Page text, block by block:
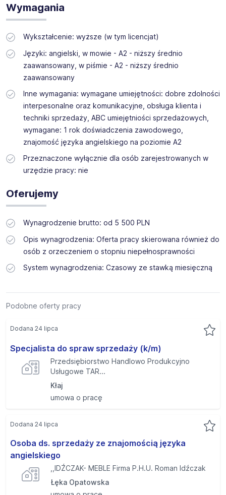
Wymagania
Wykształcenie: wyższe (w tym licencjat)
Języki: angielski, w mowie - A2 - niższy średnio
zaawansowany, w piśmie - A2 - niższy średnio
zaawansowany
Inne wymagania: wymagane umiejętności: dobre zdolności
interpesonalne oraz komunikacyjne, obsługa klienta i
techniki sprzedaży, ABC umiejętniości sprzedażowych,
wymagane: 1 rok doświadczenia zawodowego,
znajomość języka angielskiego na poziomie A2
Przeznaczone wyłącznie dla osób zarejestrowanych w
urzędzie pracy: nie
Oferujemy
Wynagrodzenie brutto: od 5 500 PLN
Opis wynagrodzenia: Oferta pracy skierowana również do
osób z orzeczeniem o stopniu niepełnosprawności
System wynagrodzenia: Czasowy ze stawką miesięczną
Podobne oferty pracy
Specjalista do spraw sprzedaży (k/m)
Przedsiębiorstwo Handlowo Produkcyjno
Usługowe TAR...
Kłaj
umowa o pracę
Dodana 24 lipca
Osoba ds. sprzedaży ze znajomością języka
angielskiego
,,IDŹCZAK- MEBLE Firma P.H.U. Roman Idźczak
Łęka Opatowska
Dodana 24 lipca